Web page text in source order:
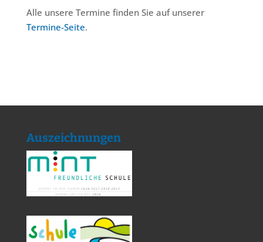
Alle unsere Termine finden Sie auf unserer
Termine-Seite.
Auszeichnungen